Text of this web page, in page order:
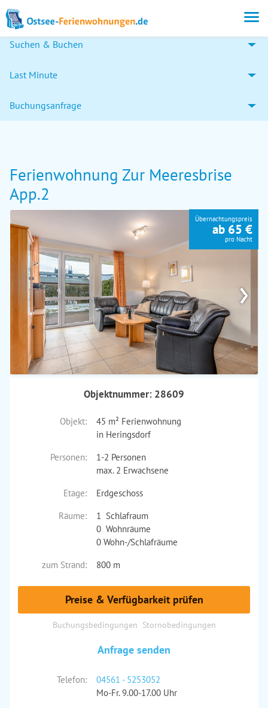
Suchen & Buchen
Last Minute
Buchungsanfrage
Ferienwohnung Zur Meeresbrise
App.2
›
Übernachtungspreis
ab 65 €
pro Nacht
Objektnummer: 28609
Objekt:
45 m² Ferienwohnung
in Heringsdorf
Personen:
1-2 Personen
max. 2 Erwachsene
Etage:
Erdgeschoss
Räume:
1 Schlafraum
0 Wohnräume
0 Wohn-/Schlafräume
zum Strand:
800 m
Preise & Verfügbarkeit prüfen
Buchungsbedingungen Stornobedingungen
Anfrage senden
Telefon:
04561 - 5253052
Mo-Fr. 9.00-17.00 Uhr